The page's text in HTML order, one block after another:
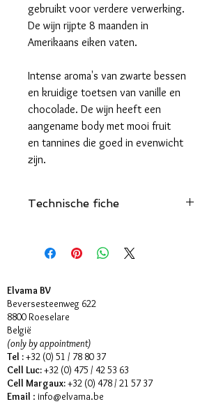
gebruikt voor verdere verwerking.
De wijn rijpte 8 maanden in
Amerikaans eiken vaten.
Intense aroma's van zwarte bessen
en kruidige toetsen van vanille en
chocolade. De wijn heeft een
aangename body met mooi fruit
en tannines die goed in evenwicht
zijn.
Technische fiche
Elvama BV
Beversesteenweg 622
8800 Roeselare
België
(only by appointment)
Tel :+32 (0) 51 / 78 80 37
Cell Luc:+32 (0) 475 / 42 53 63
Cell Margaux:+32 (0) 478 / 21 57 37
Email : info@elvama.be